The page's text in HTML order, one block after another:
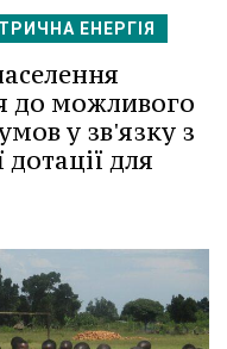
ЕНЕРГІЯ
до можливого
у зв'язку з
для